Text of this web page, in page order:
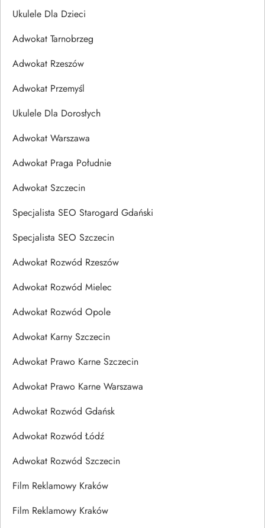
Ukulele Dla Dzieci
Adwokat Tarnobrzeg
Adwokat Rzeszów
Adwokat Przemyśl
Ukulele Dla Dorosłych
Adwokat Warszawa
Adwokat Praga Południe
Adwokat Szczecin
Specjalista SEO Starogard Gdański
Specjalista SEO Szczecin
Adwokat Rozwód Rzeszów
Adwokat Rozwód Mielec
Adwokat Rozwód Opole
Adwokat Karny Szczecin
Adwokat Prawo Karne Szczecin
Adwokat Prawo Karne Warszawa
Adwokat Rozwód Gdańsk
Adwokat Rozwód Łódź
Adwokat Rozwód Szczecin
Film Reklamowy Kraków
Film Reklamowy Kraków